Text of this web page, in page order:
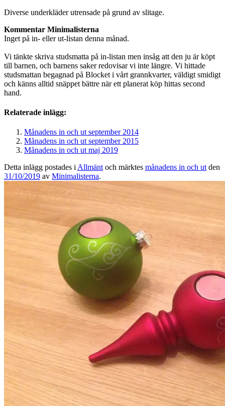
Diverse underkläder utrensade på grund av slitage.
Kommentar Minimalisterna
Inget på in- eller ut-listan denna månad.
Vi tänkte skriva studsmatta på in-listan men insåg att den ju är köpt
till barnen, och barnens saker redovisar vi inte längre. Vi hittade
studsmattan begagnad på Blocket i vårt grannkvarter, väldigt smidigt
och känns alltid snäppet bättre när ett planerat köp hittas second
hand.
Relaterade inlägg:
Månadens in och ut september 2014
Månadens in och ut september 2015
Månadens in och ut maj 2019
Detta inlägg postades i Allmänt och märktes månadens in och ut den
31/10/2019 av Minimalisterna.